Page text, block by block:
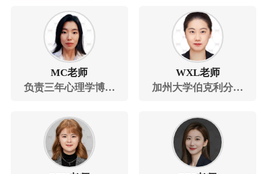
MC老师
负责三年心理学博士
国本科教学经验
WXL老师
加州大学伯克利分校
官